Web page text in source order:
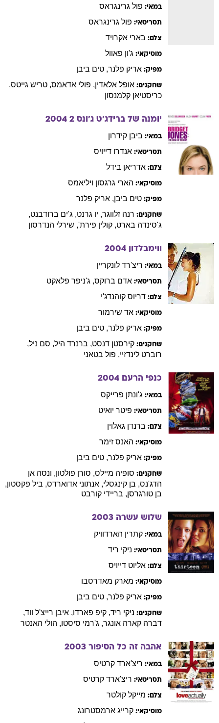
במאי: פול גרינגראס
תסריטאי: פול גרינגראס
צלם: בארי אקרויד
מוסיקאי: ג'ון פאוול
מפיק: אריק פלנר, טים ביבן
שחקנים: אופל אלאדין, פולי אדאמס, טריש גייטס,
כריסטיאן קלמנסון
יומנה של ברידג'ט ג'ונס 2 2004
במאי: ביבן קידרון
תסריטאי: אנדרו דייויס
צלם: אדריאן בידל
מוסיקאי: הארי גרגסון ויליאמס
מפיק: טים ביבן, אריק פלנר
שחקנים: רנה זלווגר, יו גרנט, ג'ים ברודבנט,
ג'סינדה בארט, קולין פירת', שירלי הנדרסון
ווימבלדון 2004
במאי: ריצ'רד לונקריין
תסריטאי: אדם ברוקס, ג'ניפר פלאקט
צלם: דריוס קוהנדג'י
מוסיקאי: אד שירמור
מפיק: אריק פלנר, טים ביבן
שחקנים: קירסטן דנסט, ברנרד היל, סם ניל,
רוברט לינדזיי, פול בטאני
כנפי הרעם 2004
במאי: ג'ונתן פרייקס
תסריטאי: פיטר יואיט
צלם: ברנדן גאלוין
מוסיקאי: האנס זימר
מפיק: אריק פלנר, טים ביבן
שחקנים: סופיה מיילס, סורן פולטון, ונסה אן
הדג'נס, בן קינגסלי, אנתוני אדוארדס, ביל פקסטון,
בן טורגרסן, בריידי קורבט
שלוש עשרה 2003
במאי: קתרין הארדוויק
תסריטאי: ניקי ריד
צלם: אליוט דייויס
מוסיקאי: מארק מאדרסבו
מפיק: אריק פלנר, טים ביבן
שחקנים: ניקי ריד, קיפ פארדו, איבן רייצ'ל ווד,
דברה קארה אונגר, ג'רמי סיסטו, הולי האנטר
אהבה זה כל הסיפור 2003
במאי: ריצ'ארד קרטיס
תסריטאי: ריצ'ארד קרטיס
צלם: מייקל קולטר
מוסיקאי: קרייג ארמסטרונג